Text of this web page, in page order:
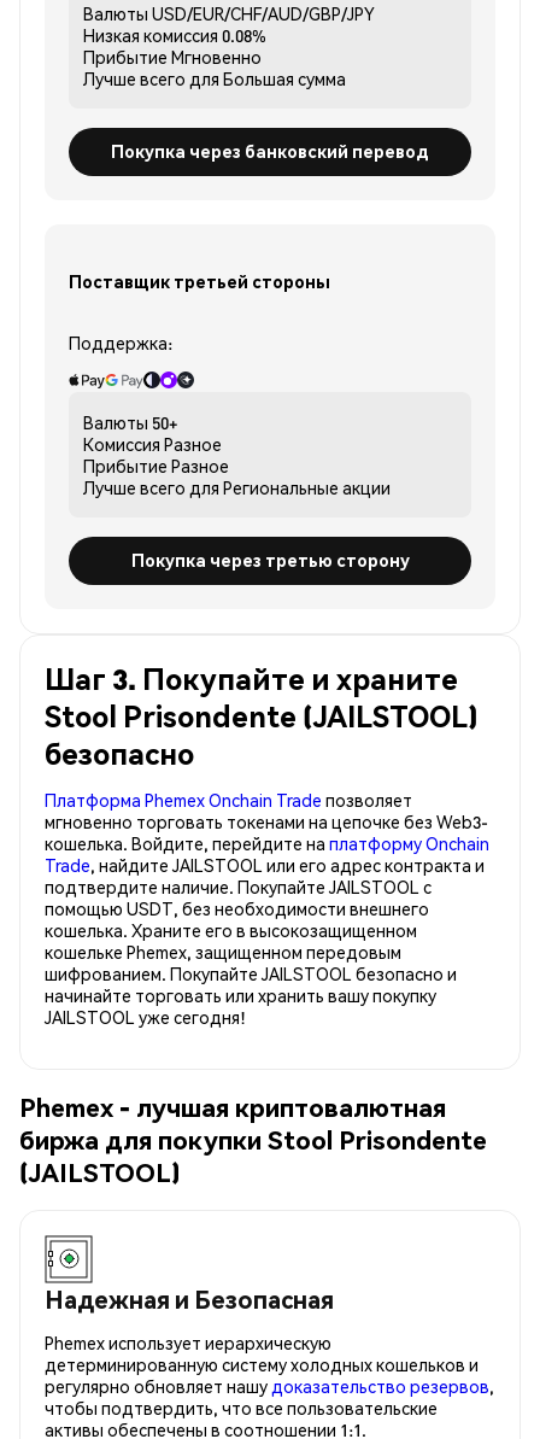
Валюты USD/EUR/CHF/AUD/GBP/JPY
Низкая комиссия 0.08%
Прибытие Мгновенно
Лучше всего для Большая сумма
Покупка через банковский перевод
Поставщик третьей стороны
Поддержка:
Валюты 50+
Комиссия Разное
Прибытие Разное
Лучше всего для Региональные акции
Покупка через третью сторону
Шаг 3. Покупайте и храните
Stool Prisondente (JAILSTOOL)
безопасно
Платформа Phemex Onchain Trade позволяет
мгновенно торговать токенами на цепочке без Web3-
кошелька. Войдите, перейдите на платформу Onchain
Trade, найдите JAILSTOOL или его адрес контракта и
подтвердите наличие. Покупайте JAILSTOOL с
помощью USDT, без необходимости внешнего
кошелька. Храните его в высокозащищенном
кошельке Phemex, защищенном передовым
шифрованием. Покупайте JAILSTOOL безопасно и
начинайте торговать или хранить вашу покупку
JAILSTOOL уже сегодня!
Phemex - лучшая криптовалютная
биржа для покупки Stool Prisondente
(JAILSTOOL)
Надежная и Безопасная
Phemex использует иерархическую
детерминированную систему холодных кошельков и
регулярно обновляет нашу доказательство резервов,
чтобы подтвердить, что все пользовательские
активы обеспечены в соотношении 1:1.